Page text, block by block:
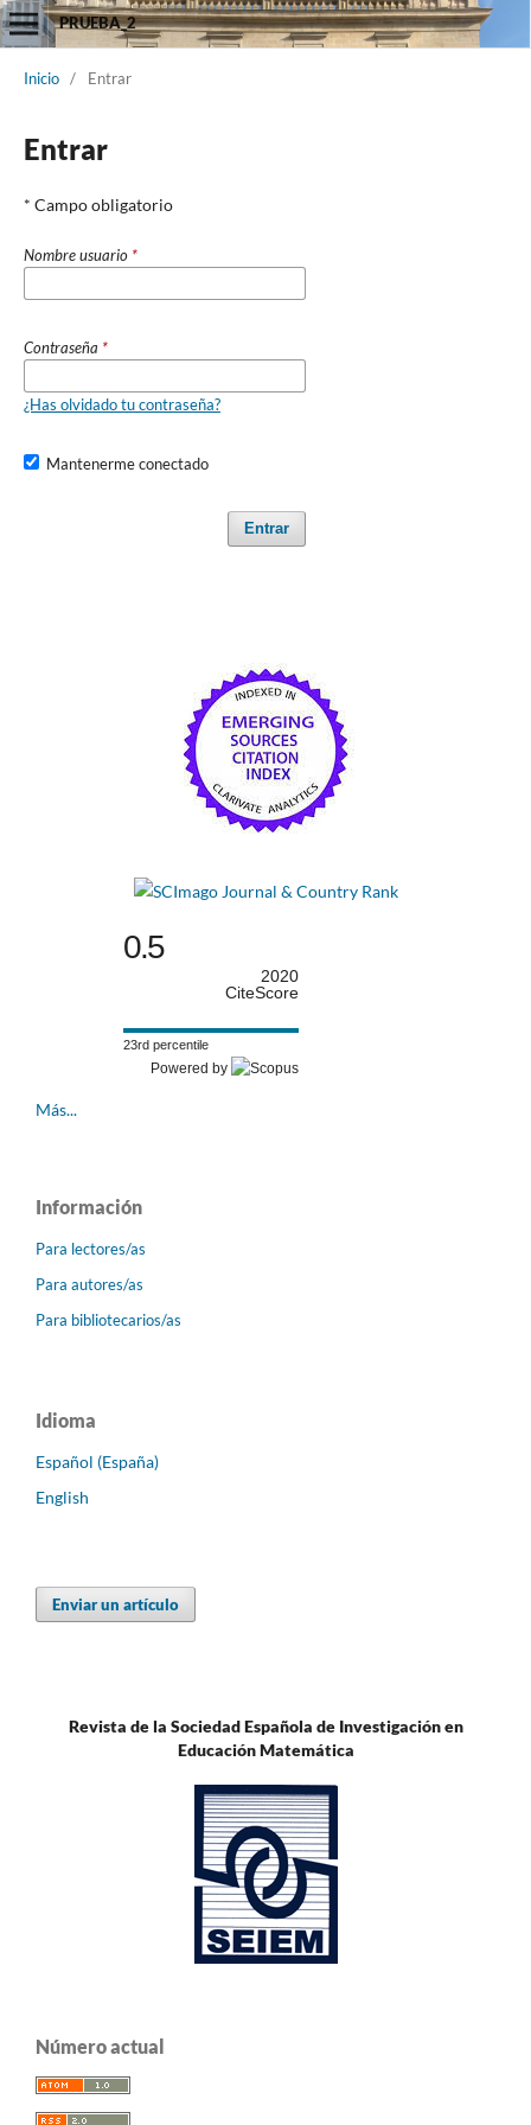
PRUEBA_2
Inicio / Entrar
Entrar
* Campo obligatorio
Nombre usuario *
Contraseña *
¿Has olvidado tu contraseña?
Mantenerme conectado
Entrar
0.5
2020
CiteScore
23rd percentile
Powered by
Más...
Información
Para lectores/as
Para autores/as
Para bibliotecarios/as
Idioma
Español (España)
English
Enviar un artículo
Revista de la Sociedad Española de Investigación en
Educación Matemática
Número actual